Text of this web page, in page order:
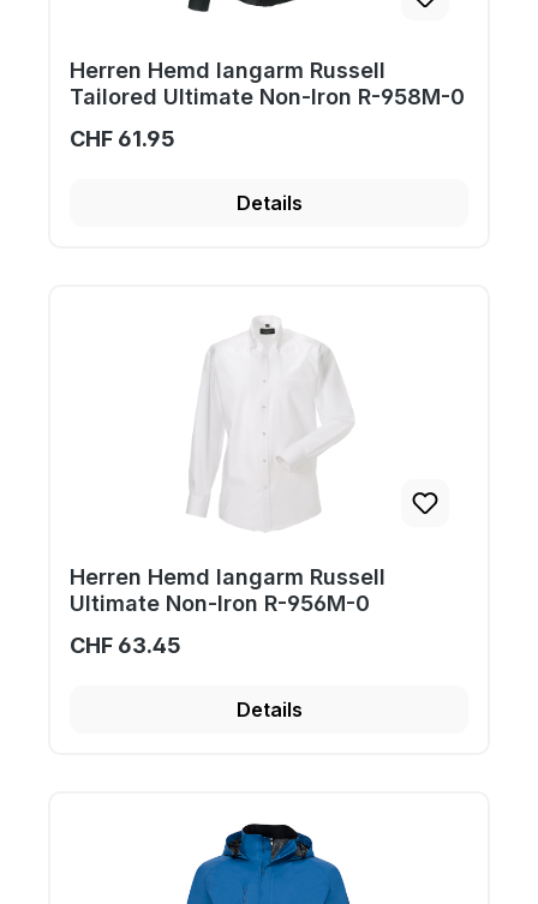
Herren Hemd langarm Russell
Tailored Ultimate Non-Iron R-958M-0
CHF 61.95
Details
Herren Hemd langarm Russell
Ultimate Non-Iron R-956M-0
CHF 63.45
Details